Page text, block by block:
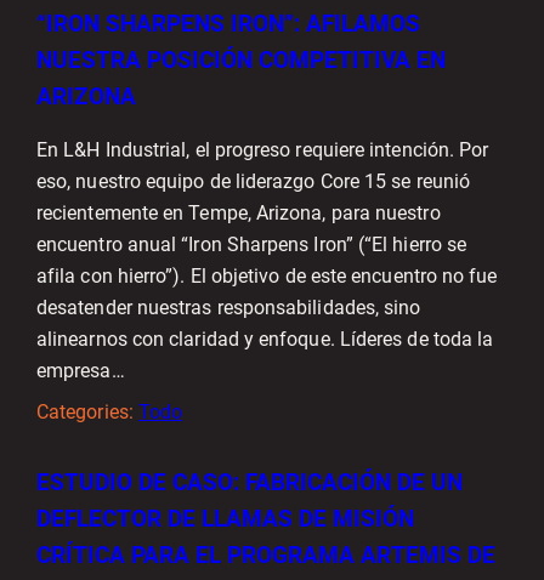
“IRON SHARPENS IRON”: AFILAMOS
NUESTRA POSICIÓN COMPETITIVA EN
ARIZONA
En L&H Industrial, el progreso requiere intención. Por
eso, nuestro equipo de liderazgo Core 15 se reunió
recientemente en Tempe, Arizona, para nuestro
encuentro anual “Iron Sharpens Iron” (“El hierro se
afila con hierro”). El objetivo de este encuentro no fue
desatender nuestras responsabilidades, sino
alinearnos con claridad y enfoque. Líderes de toda la
empresa…
Categories: Todo
ESTUDIO DE CASO: FABRICACIÓN DE UN
DEFLECTOR DE LLAMAS DE MISIÓN
CRÍTICA PARA EL PROGRAMA ARTEMIS DE